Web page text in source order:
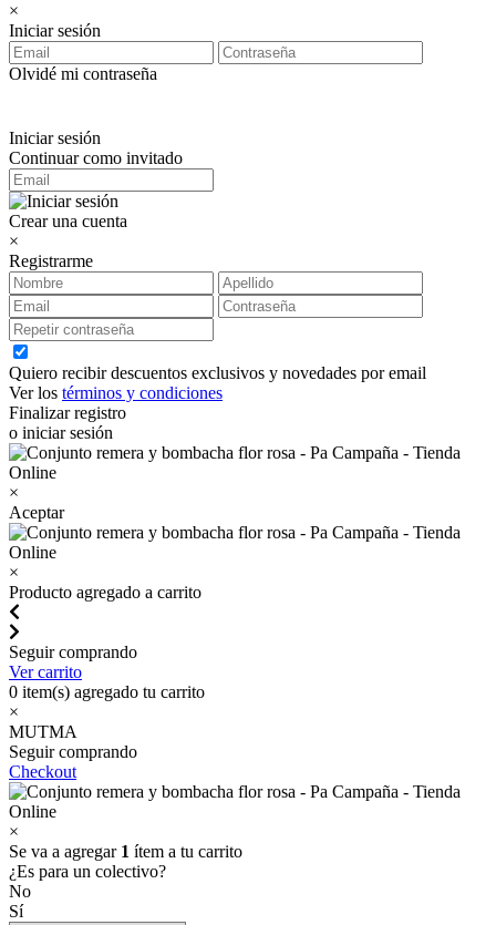
×
Iniciar sesión
Olvidé mi contraseña
Iniciar sesión
Continuar como invitado
Crear una cuenta
×
Registrarme
Quiero recibir descuentos exclusivos y novedades por email
Ver los términos y condiciones
Finalizar registro
o iniciar sesión
×
Aceptar
×
Producto agregado a carrito
Seguir comprando
Ver carrito
0 item(s) agregado tu carrito
×
MUTMA
Seguir comprando
Checkout
×
Se va a agregar 1 ítem a tu carrito
¿Es para un colectivo?
No
Sí